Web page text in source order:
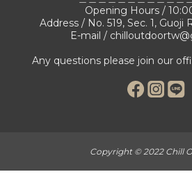
Opening Hours /
Address / No. 519, Sec. 1, Guoji
E-mail /
Any questions please join our
Copyright © 2022 Chill